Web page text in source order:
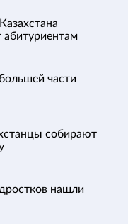
абитуриентам
части
собирают
нашли